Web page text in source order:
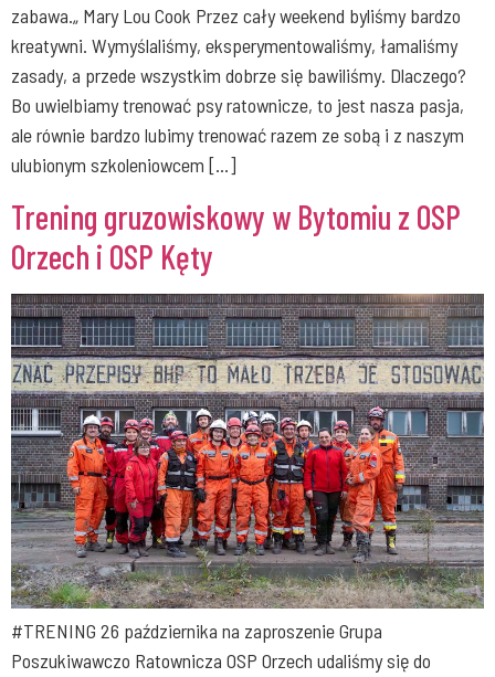
zabawa.„ Mary Lou Cook Przez cały weekend byliśmy bardzo
kreatywni. Wymyślaliśmy, eksperymentowaliśmy, łamaliśmy
zasady, a przede wszystkim dobrze się bawiliśmy. Dlaczego?
Bo uwielbiamy trenować psy ratownicze, to jest nasza pasja,
ale równie bardzo lubimy trenować razem ze sobą i z naszym
ulubionym szkoleniowcem […]
Trening gruzowiskowy w Bytomiu z OSP
Orzech i OSP Kęty
#TRENING 26 października na zaproszenie Grupa
Poszukiwawczo Ratownicza OSP Orzech udaliśmy się do